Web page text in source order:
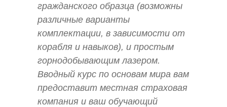
гражданского образца (возможны
различные варианты
комплектации, в зависимости от
корабля и навыков), и простым
горнодобывающим лазером.
Вводный курс по основам мира вам
предоставит местная страховая
компания и ваш обучающий